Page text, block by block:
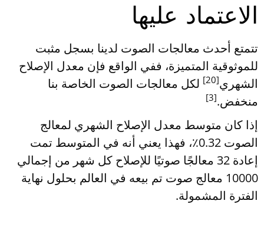
الاعتماد عليها
تتمتع أحدث معالجات الصوت لدينا بسجل مثبت
للموثوقية المتميزة، ففي الواقع فإن معدل الإصلاح
الشهري[20]
لكل معالجات الصوت الخاصة بنا
منخفض.[3]
إذا كان متوسط معدل الإصلاح الشهري لمعالج
الصوت 0.32٪، فهذا يعني أنه في المتوسط تمت
إعادة 32 معالجًا صوتيًا للإصلاح كل شهر من إجمالي
10000 معالج صوت تم بيعه في العالم بحلول نهاية
الفترة المشمولة.